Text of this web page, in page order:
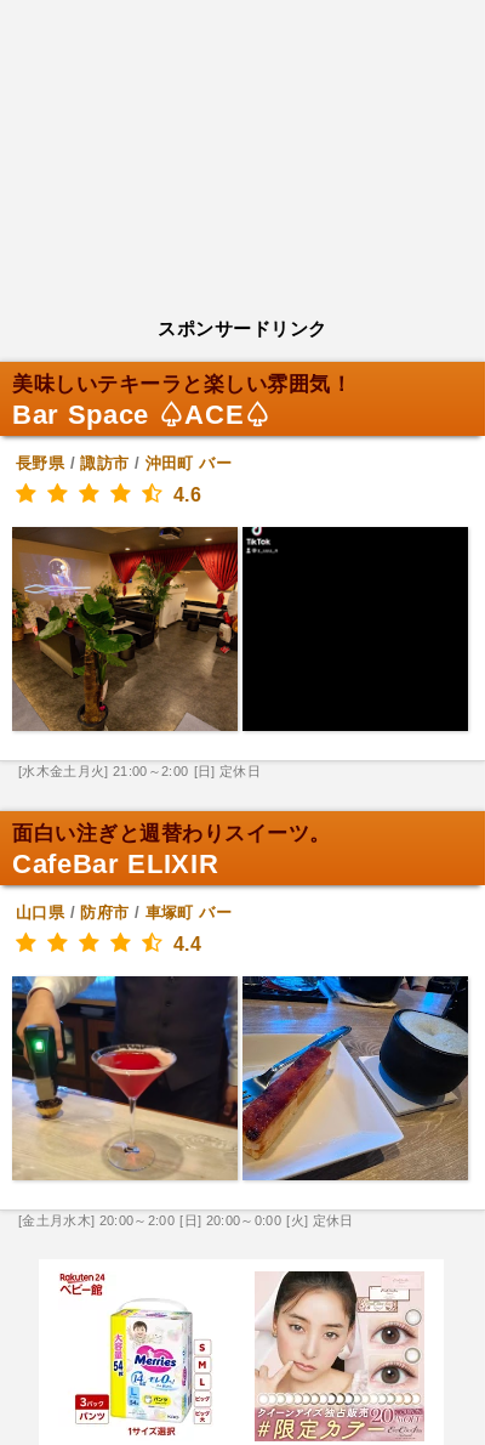
スポンサードリンク
美味しいテキーラと楽しい雰囲気！
Bar Space ♤ACE♤
長野県/諏訪市 / 沖田町 バー
4.6
[水木金土月火] 21:00～2:00 [日] 定休日
面白い注ぎと週替わりスイーツ。
CafeBar ELIXIR
山口県/ 防府市 / 車塚町 バー
4.4
[金土月水木] 20:00～2:00 [日] 20:00～0:00 [火] 定休日